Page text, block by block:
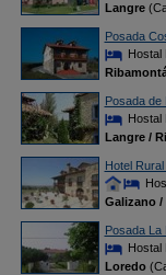
Langre
Posada
Hostal
Posada de
Hostal
Langre /
Hotel
Galizano /
Posada La
Hostal
Loredo